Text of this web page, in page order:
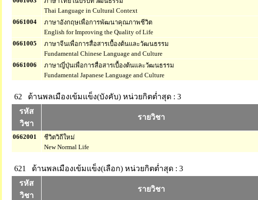
Thai Language in Cultural Context
0661004
ภาษาอังกฤษเพื่อการพัฒนาคุณภาพชีวิต
English for Improving the Quality of Life
0661005
ภาษาจีนเพื่อการสื่อสารเบื้องต้นและวัฒนธรรม
Fundamental Chinese Language and Culture
0661006
ภาษาญี่ปุ่นเพื่อการสื่อสารเบื้องต้นและวัฒนธรรม
Fundamental Japanese Language and Culture
62 ด้านพลเมืองเข้มแข็ง(บังคับ) หน่วยกิตต่ำสุด : 3
รหัส
วิชา
รายวิชา
0662001
ชีวิตวิถีใหม่
New Normal Life
621 ด้านพลเมืองเข้มแข็ง(เลือก) หน่วยกิตต่ำสุด : 3
รหัส
วิชา
รายวิชา